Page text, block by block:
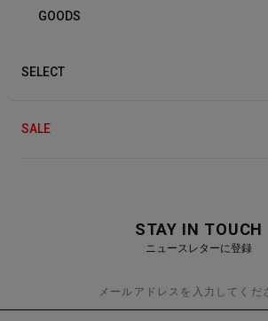
GOODS
SELECT
SALE
STAY IN TOUCH
ニュースレターに登録